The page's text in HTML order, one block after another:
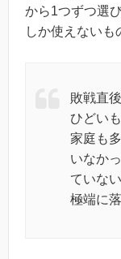
から1つずつ選
しか使えないも
敗戦直
ひどい
家庭も
いなか
ていな
極端に